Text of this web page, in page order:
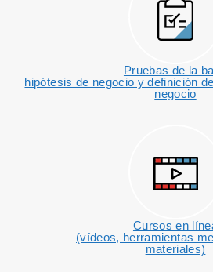
Pruebas de la
hipótesis de negocio y definición
negocio
Cursos en
(vídeos, herramientas
materiales)